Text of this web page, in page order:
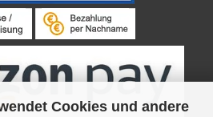
Cookies und andere